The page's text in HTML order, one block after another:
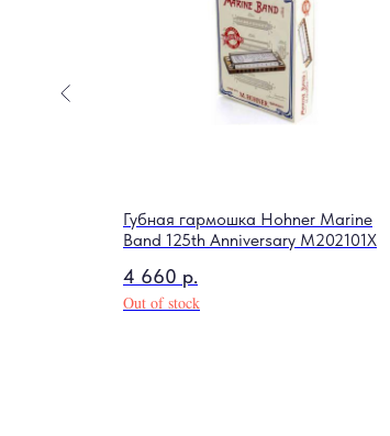
Губная гармошка Hohner Marine
Band 125th Anniversary M202101X
4 660 р.
Out of stock